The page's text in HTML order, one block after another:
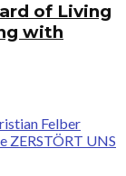
of Living
with